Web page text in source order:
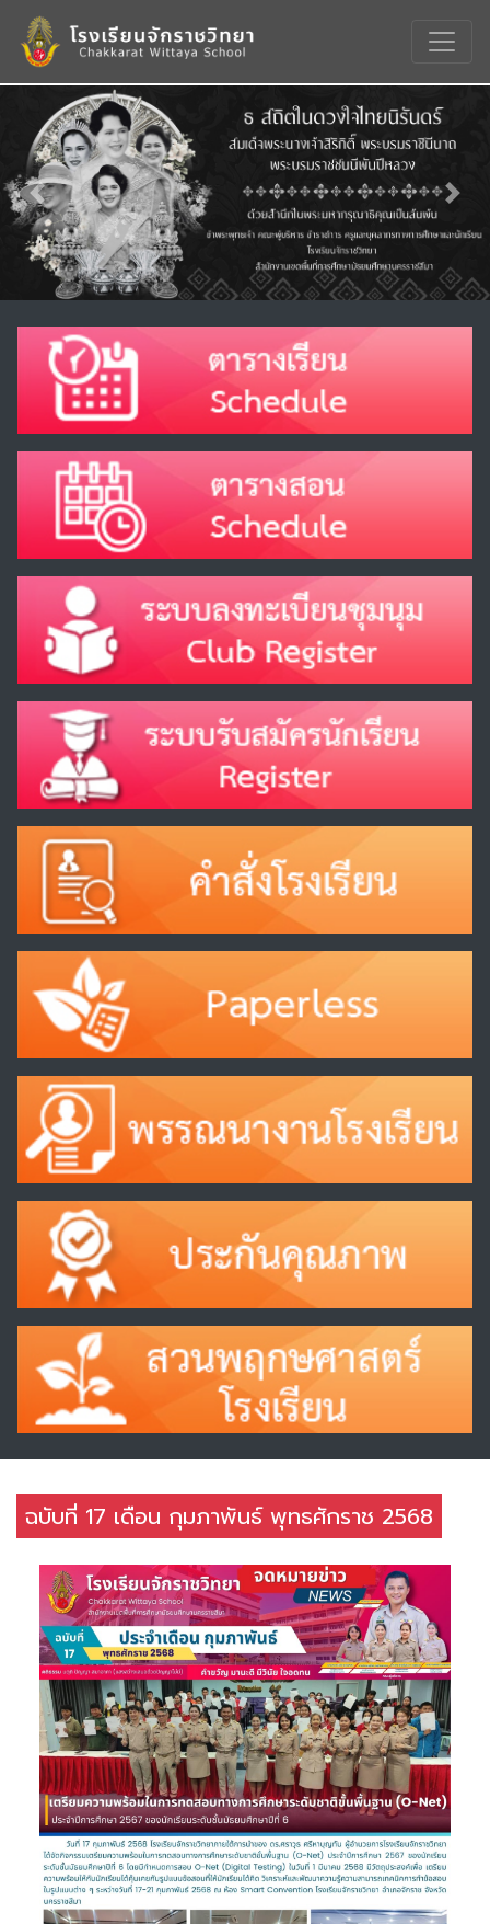
Previous Next
ฉบับที่ 17 เดือน กุมภาพันธ์ พุทธศักราช 2568